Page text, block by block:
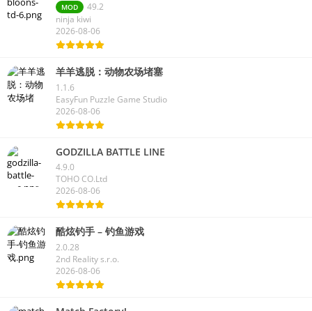
MOD
49.2
ninja kiwi
2026-08-06
羊羊逃脱：动物农场堵塞
1.1.6
EasyFun Puzzle Game Studio
2026-08-06
GODZILLA BATTLE LINE
4.9.0
TOHO CO.Ltd
2026-08-06
酷炫钓手 – 钓鱼游戏
2.0.28
2nd Reality s.r.o.
2026-08-06